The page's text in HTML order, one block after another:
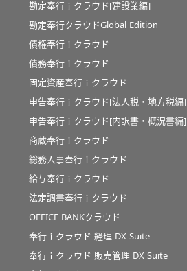
勘定奉行ｉクラウド[建設業編]
勘定奉行クラウドGlobal Edition
債権奉行ｉクラウド
債務奉行ｉクラウド
固定資産奉行ｉクラウド
申告奉行ｉクラウド[法人税・地方税編]
申告奉行ｉクラウド[内訳書・概況書編]
商蔵奉行ｉクラウド
総務人事奉行ｉクラウド
給与奉行ｉクラウド
法定調書奉行ｉクラウド
OFFICE BANKクラウド
奉行ｉクラウド 経理 DX Suite
奉行ｉクラウド 販売管理 DX Suite